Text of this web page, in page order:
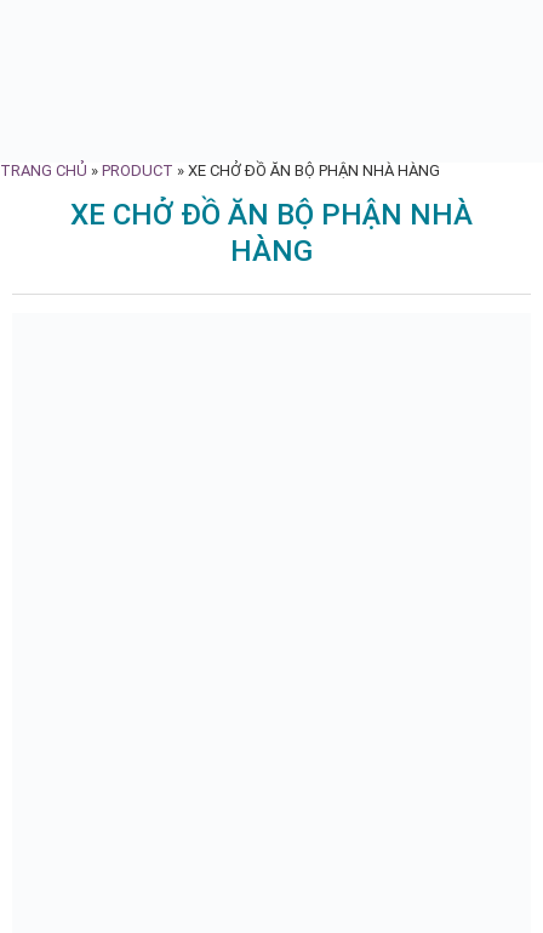
TRANG CHỦ » PRODUCT » XE CHỞ ĐỒ ĂN BỘ PHẬN NHÀ HÀNG
XE CHỞ ĐỒ ĂN BỘ PHẬN NHÀ
HÀNG